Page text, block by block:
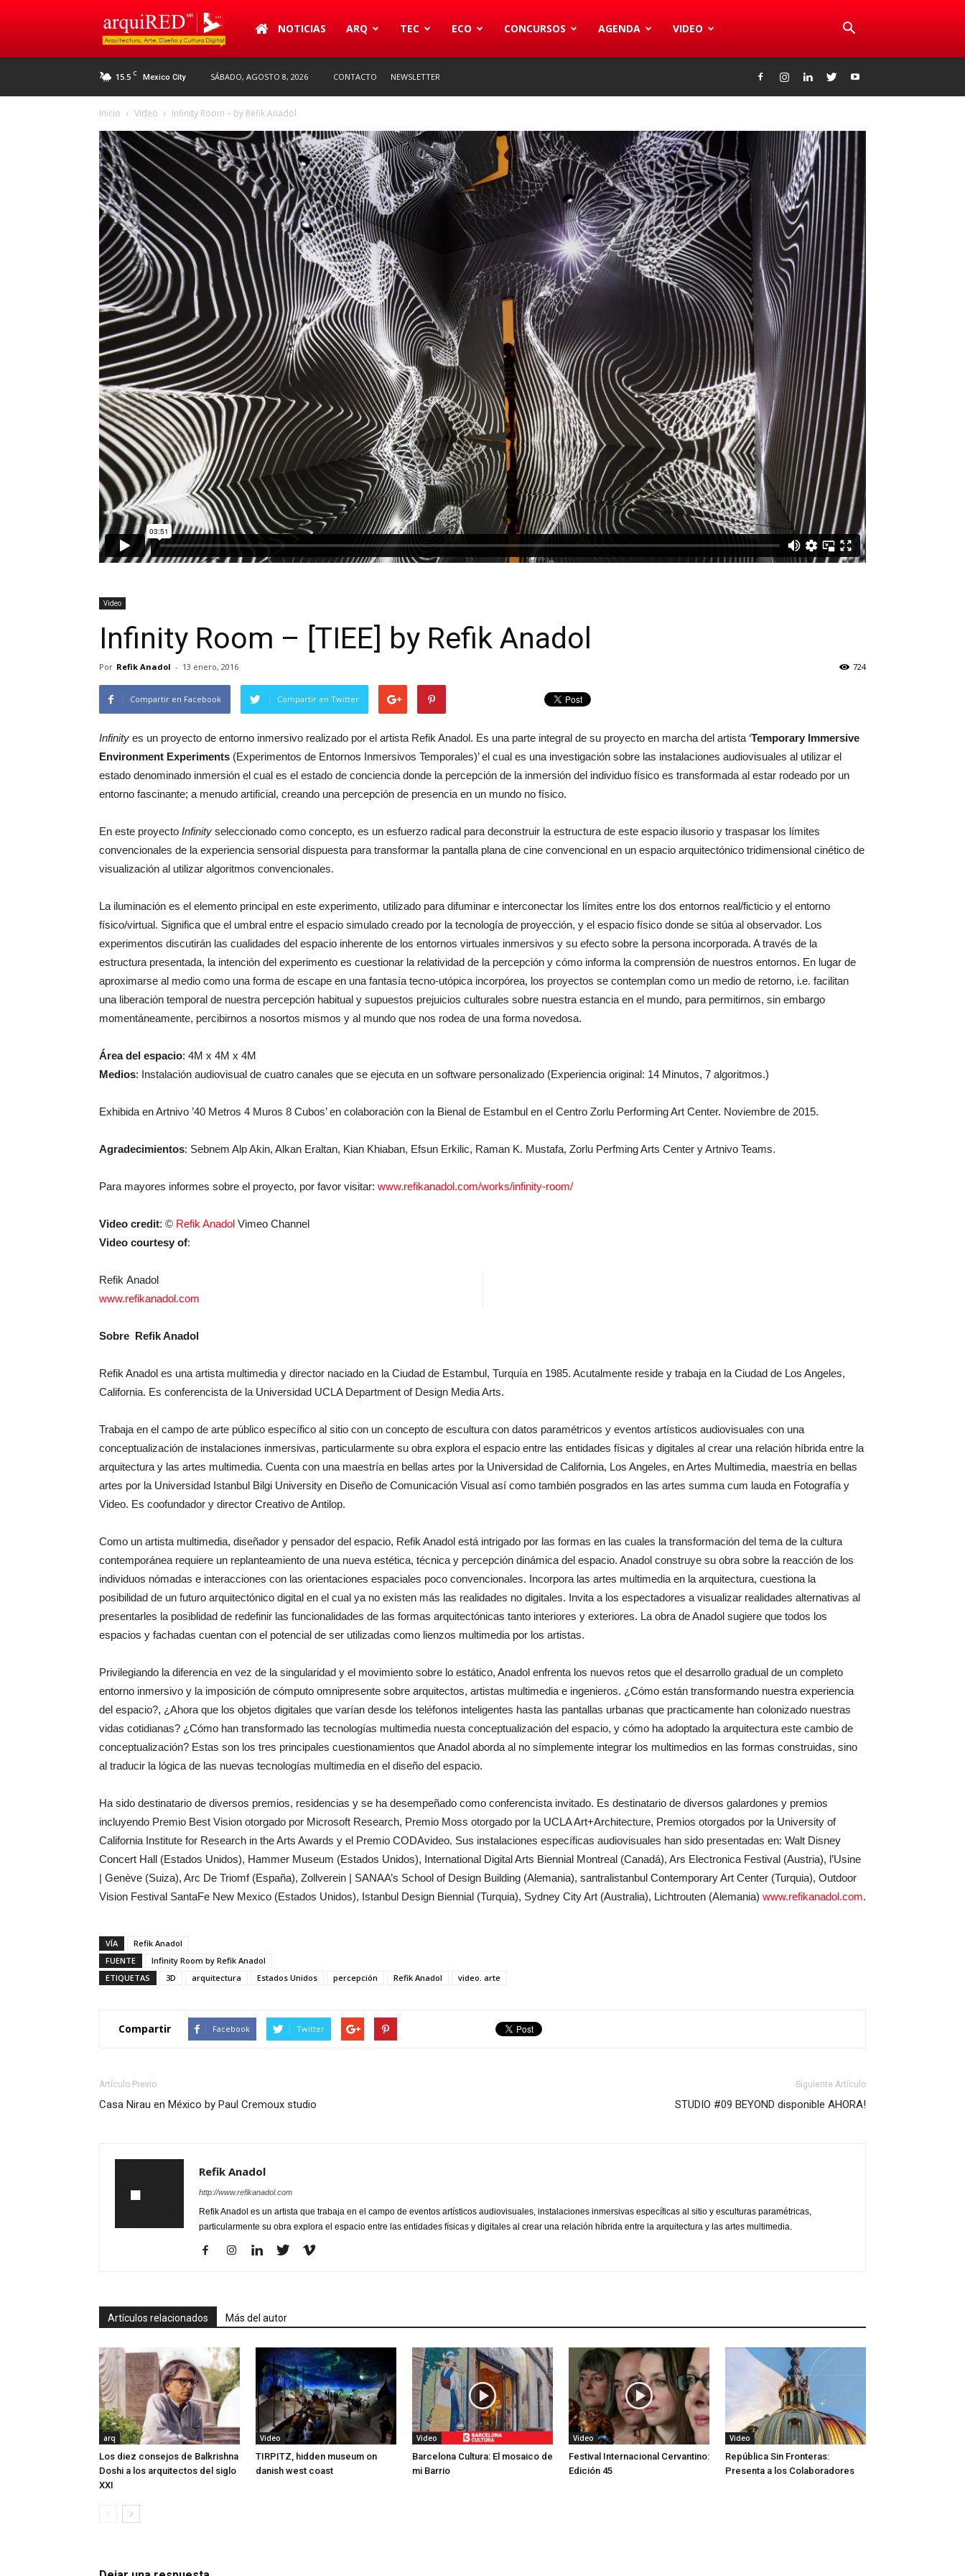
arquiREDNOTICIAS ARQ TEC ECO CONCURSOS AGENDA VIDEO
15.5 C Mexico City SÁBADO, AGOSTO 8, 2026 CONTACTO NEWSLETTER
Inicio Video Infinity Room – by Refik Anadol
Video
Infinity Room – [TIEE] by Refik Anadol
Por Refik Anadol - 13 enero, 2016 724
Compartir en Facebook Compartir en Twitter
Infinity es un proyecto de entorno inmersivo realizado por el artista Refik Anadol. Es una parte integral de su proyecto en marcha del artista ‘Temporary Immersive
Environment Experiments (Experimentos de Entornos Inmersivos Temporales)’ el cual es una investigación sobre las instalaciones audiovisuales al utilizar el
estado denominado inmersión el cual es el estado de conciencia donde la percepción de la inmersión del individuo físico es transformada al estar rodeado por un
entorno fascinante; a menudo artificial, creando una percepción de presencia en un mundo no físico.
En este proyecto Infinity seleccionado como concepto, es un esfuerzo radical para deconstruir la estructura de este espacio ilusorio y traspasar los límites
convencionales de la experiencia sensorial dispuesta para transformar la pantalla plana de cine convencional en un espacio arquitectónico tridimensional cinético de
visualización al utilizar algoritmos convencionales.
La iluminación es el elemento principal en este experimento, utilizado para difuminar e interconectar los límites entre los dos entornos real/ficticio y el entorno
físico/virtual. Significa que el umbral entre el espacio simulado creado por la tecnología de proyección, y el espacio físico donde se sitúa al observador. Los
experimentos discutirán las cualidades del espacio inherente de los entornos virtuales inmersivos y su efecto sobre la persona incorporada. A través de la
estructura presentada, la intención del experimento es cuestionar la relatividad de la percepción y cómo informa la comprensión de nuestros entornos. En lugar de
aproximarse al medio como una forma de escape en una fantasía tecno-utópica incorpórea, los proyectos se contemplan como un medio de retorno, i.e. facilitan
una liberación temporal de nuestra percepción habitual y supuestos prejuicios culturales sobre nuestra estancia en el mundo, para permitirnos, sin embargo
momentáneamente, percibirnos a nosortos mismos y al mundo que nos rodea de una forma novedosa.
Área del espacio: 4M x 4M x 4M
Medios: Instalación audiovisual de cuatro canales que se ejecuta en un software personalizado (Experiencia original: 14 Minutos, 7 algoritmos.)
Exhibida en Artnivo ’40 Metros 4 Muros 8 Cubos’ en colaboración con la Bienal de Estambul en el Centro Zorlu Performing Art Center. Noviembre de 2015.
Agradecimientos: Sebnem Alp Akin, Alkan Eraltan, Kian Khiaban, Efsun Erkilic, Raman K. Mustafa, Zorlu Perfming Arts Center y Artnivo Teams.
Para mayores informes sobre el proyecto, por favor visitar: www.refikanadol.com/works/infinity-room/
Video credit: © Refik Anadol Vimeo Channel
Video courtesy of:
Refik Anadol
www.refikanadol.com
Sobre Refik Anadol
Refik Anadol es una artista multimedia y director naciado en la Ciudad de Estambul, Turquía en 1985. Acutalmente reside y trabaja en la Ciudad de Los Angeles,
California. Es conferencista de la Universidad UCLA Department of Design Media Arts.
Trabaja en el campo de arte público específico al sitio con un concepto de escultura con datos paramétricos y eventos artísticos audiovisuales con una
conceptualización de instalaciones inmersivas, particularmente su obra explora el espacio entre las entidades físicas y digitales al crear una relación híbrida entre la
arquitectura y las artes multimedia. Cuenta con una maestría en bellas artes por la Universidad de California, Los Angeles, en Artes Multimedia, maestría en bellas
artes por la Universidad Istanbul Bilgi University en Diseño de Comunicación Visual así como también posgrados en las artes summa cum lauda en Fotografía y
Video. Es coofundador y director Creativo de Antilop.
Como un artista multimedia, diseñador y pensador del espacio, Refik Anadol está intrigado por las formas en las cuales la transformación del tema de la cultura
contemporánea requiere un replanteamiento de una nueva estética, técnica y percepción dinámica del espacio. Anadol construye su obra sobre la reacción de los
individuos nómadas e interacciones con las orientaciones espaciales poco convencionales. Incorpora las artes multimedia en la arquitectura, cuestiona la
posibilidad de un futuro arquitectónico digital en el cual ya no existen más las realidades no digitales. Invita a los espectadores a visualizar realidades alternativas al
presentarles la posiblidad de redefinir las funcionalidades de las formas arquitectónicas tanto interiores y exteriores. La obra de Anadol sugiere que todos los
espacios y fachadas cuentan con el potencial de ser utilizadas como lienzos multimedia por los artistas.
Privilegiando la diferencia en vez de la singularidad y el movimiento sobre lo estático, Anadol enfrenta los nuevos retos que el desarrollo gradual de un completo
entorno inmersivo y la imposición de cómputo omnipresente sobre arquitectos, artistas multimedia e ingenieros. ¿Cómo están transformando nuestra experiencia
del espacio?, ¿Ahora que los objetos digitales que varían desde los teléfonos inteligentes hasta las pantallas urbanas que practicamente han colonizado nuestras
vidas cotidianas? ¿Cómo han transformado las tecnologías multimedia nuesta conceptualización del espacio, y cómo ha adoptado la arquitectura este cambio de
conceptualización? Estas son los tres principales cuestionamientos que Anadol aborda al no símplemente integrar los multimedios en las formas construidas, sino
al traducir la lógica de las nuevas tecnologías multimedia en el diseño del espacio.
Ha sido destinatario de diversos premios, residencias y se ha desempeñado como conferencista invitado. Es destinatario de diversos galardones y premios
incluyendo Premio Best Vision otorgado por Microsoft Research, Premio Moss otorgado por la UCLA Art+Architecture, Premios otorgados por la University of
California Institute for Research in the Arts Awards y el Premio CODAvideo. Sus instalaciones específicas audiovisuales han sido presentadas en: Walt Disney
Concert Hall (Estados Unidos), Hammer Museum (Estados Unidos), International Digital Arts Biennial Montreal (Canadá), Ars Electronica Festival (Austria), l’Usine
| Genève (Suiza), Arc De Triomf (España), Zollverein | SANAA’s School of Design Building (Alemania), santralistanbul Contemporary Art Center (Turquia), Outdoor
Vision Festival SantaFe New Mexico (Estados Unidos), Istanbul Design Biennial (Turquia), Sydney City Art (Australia), Lichtrouten (Alemania) www.refikanadol.com.
VÍA
Refik Anadol
FUENTE
Infinity Room by Refik Anadol
ETIQUETAS
3D arquitectura Estados Unidos percepción Refik Anadol video. arte
Compartir Facebook Twitter
Artículo Previo
Casa Nirau en México by Paul Cremoux studio
Siguiente Artículo
STUDIO #09 BEYOND disponible AHORA!
Refik Anadol
http://www.refikanadol.com
Refik Anadol es un artista que trabaja en el campo de eventos artísticos audiovisuales, instalaciones inmersivas específicas al sitio y esculturas paramétricas,
particularmente su obra explora el espacio entre las entidades físicas y digitales al crear una relación híbrida entre la arquitectura y las artes multimedia.
Artículos relacionados Más del autor
arq
Los diez consejos de Balkrishna
Doshi a los arquitectos del siglo
XXI
Video
TIRPITZ, hidden museum on
danish west coast
Video
Barcelona Cultura: El mosaico de
mi Barrio
Video
Festival Internacional Cervantino:
Edición 45
Video
República Sin Fronteras:
Presenta a los Colaboradores